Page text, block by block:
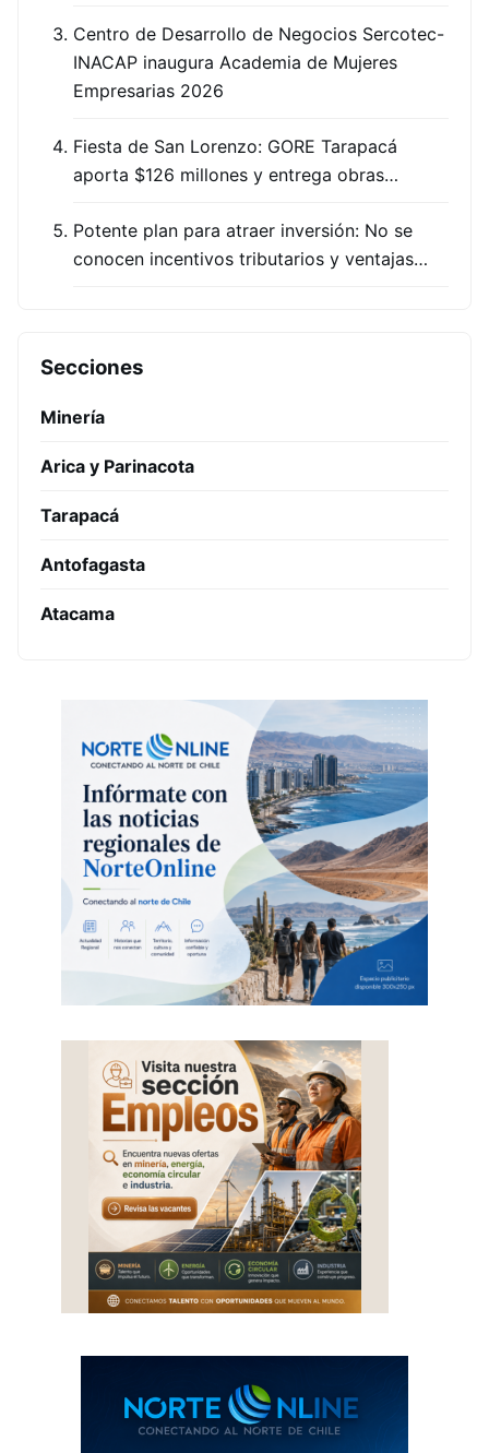
Centro de Desarrollo de Negocios Sercotec-
INACAP inaugura Academia de Mujeres
Empresarias 2026
Fiesta de San Lorenzo: GORE Tarapacá
aporta $126 millones y entrega obras…
Potente plan para atraer inversión: No se
conocen incentivos tributarios y ventajas…
Secciones
Minería
Arica y Parinacota
Tarapacá
Antofagasta
Atacama